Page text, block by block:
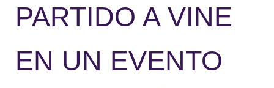
PARTIDO A VINE
EN UN EVENTO